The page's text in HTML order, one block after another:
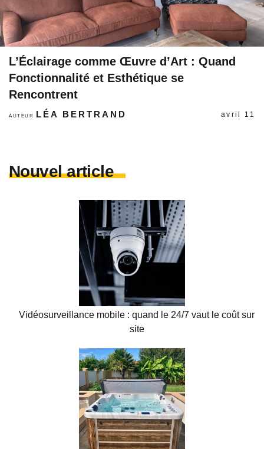
L’Éclairage comme Œuvre d’Art : Quand
Fonctionnalité et Esthétique se
Rencontrent
AUTEUR LÉA BERTRAND avril 11
Nouvel article
Vidéosurveillance mobile : quand le 24/7 vaut le coût sur
site